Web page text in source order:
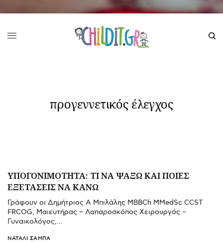
προγεννετικός έλεγχος
ΥΠΟΓΟΝΙΜΟΤΗΤΑ: ΤΙ ΝΑ ΨΑΞΩ ΚΑΙ ΠΟΙΕΣ
ΕΞΕΤΑΣΕΙΣ ΝΑ ΚΑΝΩ
Γράφουν οι Δημήτριος Α Μπιλάλης MBBCh MMedSc CCST
FRCOG, Μαιευτήρας – Λαπαροσκόπος Χειρουργός –
Γυναικολόγος,…
ΝΑΤΑΛΊ ΣΑΜΠΆ